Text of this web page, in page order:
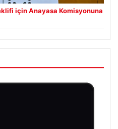
için Anayasa Komisyonuna